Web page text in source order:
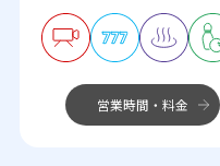
営業時間・料金